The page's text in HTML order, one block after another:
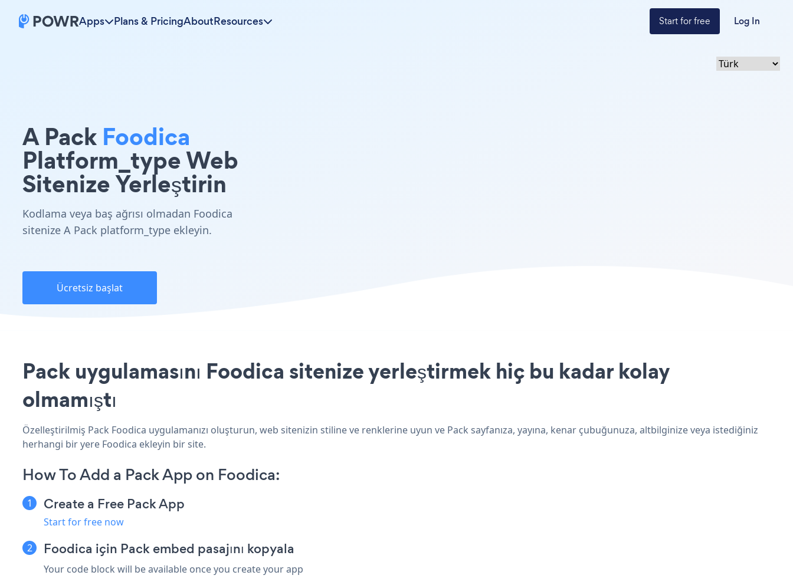
Apps Plans & PricingAboutResources Start for free Log In
A Pack Foodica
Platform_type Web
Sitenize Yerleştirin
Kodlama veya baş ağrısı olmadan Foodica
sitenize A Pack platform_type ekleyin.
Ücretsiz başlat
Pack uygulamasını Foodica sitenize yerleştirmek hiç bu kadar kolay
olmamıştı
Özelleştirilmiş Pack Foodica uygulamanızı oluşturun, web sitenizin stiline ve renklerine uyun ve Pack sayfanıza, yayına, kenar çubuğunuza, altbilginize veya istediğiniz
herhangi bir yere Foodica ekleyin bir site.
How To Add a Pack App on Foodica:
Create a Free Pack App
Start for free now
Foodica için Pack embed pasajını kopyala
Your code block will be available once you create your app